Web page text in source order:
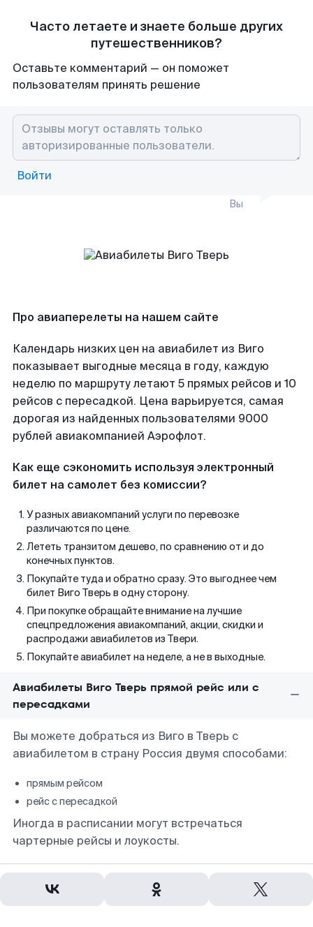
Часто летаете и знаете больше других
путешественников?
Оставьте комментарий — он поможет
пользователям принять решение
Войти
Вы
Про авиаперелеты на нашем сайте
Календарь низких цен на авиабилет из Виго
показывает выгодные месяца в году, каждую
неделю по маршруту летают 5 прямых рейсов и 10
рейсов с пересадкой. Цена варьируется, самая
дорогая из найденных пользователями 9000
рублей авиакомпанией Аэрофлот.
Как еще сэкономить используя электронный
билет на самолет без комиссии?
У разных авиакомпаний услуги по перевозке
различаются по цене.
Лететь транзитом дешево, по сравнению от и до
конечных пунктов.
Покупайте туда и обратно сразу. Это выгоднее чем
билет Виго Тверь в одну сторону.
При покупке обращайте внимание на лучшие
спецпредложения авиакомпаний, акции, скидки и
распродажи авиабилетов из Твери.
Покупайте авиабилет на неделе, а не в выходные.
Авиабилеты Виго Тверь прямой рейс или с
пересадками
Вы можете добраться из Виго в Тверь с
авиабилетом в страну Россия двумя способами:
прямым рейсом
рейс с пересадкой
Иногда в расписании могут встречаться
чартерные рейсы и лоукосты.